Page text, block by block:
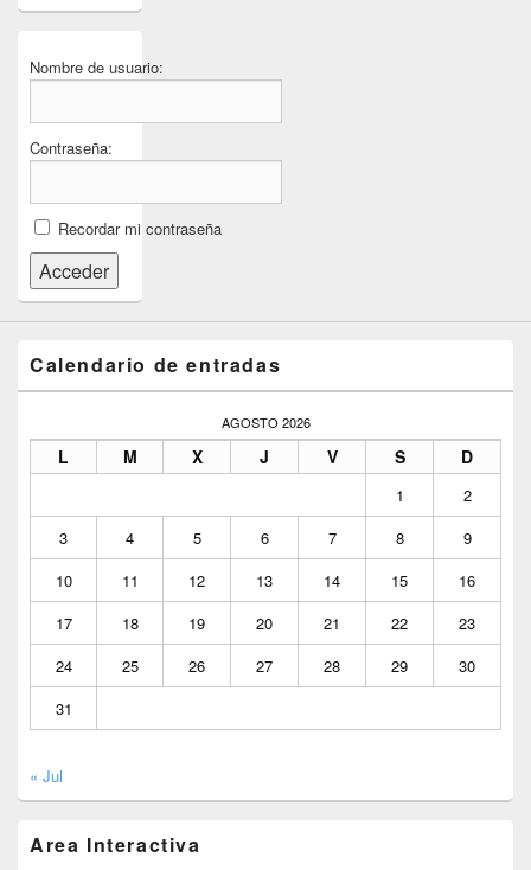
Nombre de usuario:
Contraseña:
Recordar mi contraseña
Acceder
Calendario de entradas
AGOSTO 2026
L M X J V S D
1
2
3
4 5 6 7 8
9
10
11 12 13 14 15
16
17
18 19 20 21 22
23
24
25 26 27 28 29
30
31
« Jul
Area Interactiva